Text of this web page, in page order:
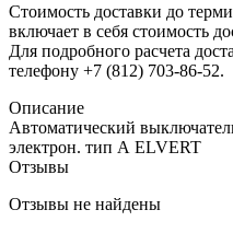
Стоимость доставки до
включает в себя стоимость
Для подробного расчета
телефону +7 (812) 703-86-52.
Описание
Автоматический
электрон. тип А ELVERT
Отзывы
Отзывы не найдены